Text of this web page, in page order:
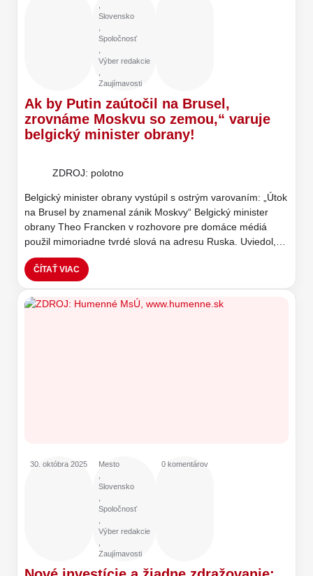
Slovensko
Spoločnosť
Výber redakcie
Zaujímavosti
Ak by Putin zaútočil na Brusel,
zrovnáme Moskvu so zemou,“ varuje
belgický minister obrany!
ZDROJ: polotno
Belgický minister obrany vystúpil s ostrým varovaním: „Útok
na Brusel by znamenal zánik Moskvy“ Belgický minister
obrany Theo Francken v rozhovore pre domáce médiá
použil mimoriadne tvrdé slová na adresu Ruska. Uviedol,…
ČÍTAŤ VIAC
30. októbra 2025
Mesto
Slovensko
Spoločnosť
Výber redakcie
Zaujímavosti
0 komentárov